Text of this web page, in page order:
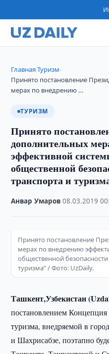
Главная›Туризм›
Принято постановление
мерах по внедрению …
ТУРИЗМ
Принято
дополнительных
эффективной
общественной
транспорта и
Анвар Умаров ·08.03.2019 ·
Принято постановление
мерах по внедрению
общественной
туризма” / Фото: UzDaily.
Ташкент,Узбекистан (
постановлением Концепция
туризма, внедряемой в
и Шахрисабзе, поэтапно